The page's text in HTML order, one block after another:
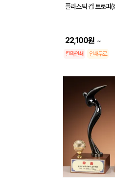
플라스틱 컵 트로피
22,100원 ~
칼라인쇄 인쇄무료